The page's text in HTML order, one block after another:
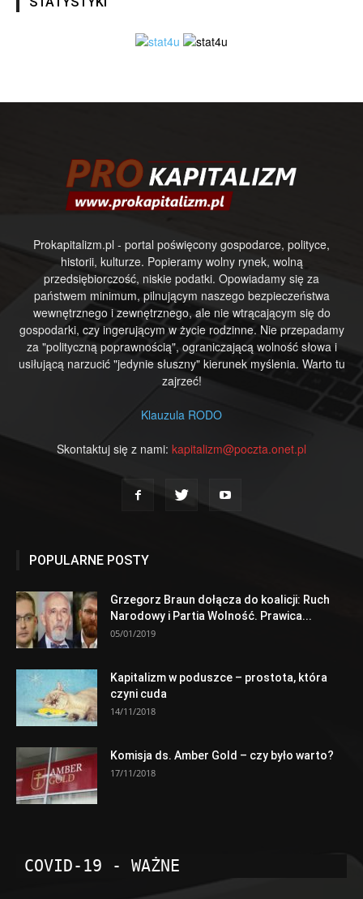
Prokapitalizm.pl - portal poświęcony gospodarce, polityce,
historii, kulturze. Popieramy wolny rynek, wolną
przedsiębiorczość, niskie podatki. Opowiadamy się za
państwem minimum, pilnującym naszego bezpieczeństwa
wewnętrznego i zewnętrznego, ale nie wtrącającym się do
gospodarki, czy ingerującym w życie rodzinne. Nie przepadamy
za "polityczną poprawnością", ograniczającą wolność słowa i
usiłującą narzucić "jedynie słuszny" kierunek myślenia. Warto tu
zajrzeć!
Klauzula RODO
Skontaktuj się z nami: kapitalizm@poczta.onet.pl
POPULARNE POSTY
Grzegorz Braun dołącza do koalicji: Ruch
Narodowy i Partia Wolność. Prawica...
05/01/2019
Kapitalizm w poduszce – prostota, która
czyni cuda
14/11/2018
Komisja ds. Amber Gold – czy było warto?
17/11/2018
COVID-19 - WAŻNE